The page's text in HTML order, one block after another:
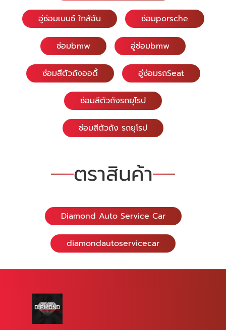
อู่ซ่อมเบนซ์ ใกล้ฉัน ซ่อมporsche
ซ่อมbmw อู่ซ่อมbmw
ซ่อมสีตัวถังออดี้ อู่ซ่อมรถSeat
ซ่อมสีตัวถังรถยุโรป
ซ่อมสีตัวถัง รถยุโรป
ตราสินค้า
Diamond Auto Service Car
diamondautoservicecar